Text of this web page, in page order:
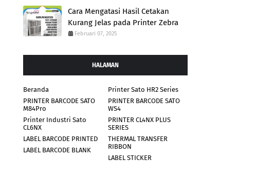
Cara Mengatasi Hasil Cetakan
Kurang Jelas pada Printer Zebra
Februari 07, 2025
HALAMAN
Beranda
Printer Sato HR2 Series
PRINTER BARCODE SATO
M84Pro
PRINTER BARCODE SATO
WS4
Printer Industri Sato
CL6NX
PRINTER CL4NX PLUS
SERIES
LABEL BARCODE PRINTED
THERMAL TRANSFER
RIBBON
LABEL BARCODE BLANK
LABEL STICKER